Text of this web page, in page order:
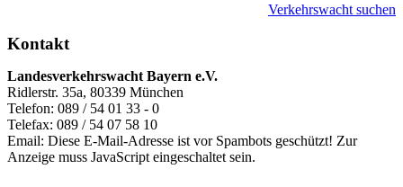
Verkehrswacht suchen
Kontakt
Landesverkehrswacht Bayern e.V.
Ridlerstr. 35a, 80339 München
Telefon: 089 / 54 01 33 - 0
Telefax: 089 / 54 07 58 10
Email: Diese E-Mail-Adresse ist vor Spambots geschützt! Zur
Anzeige muss JavaScript eingeschaltet sein.